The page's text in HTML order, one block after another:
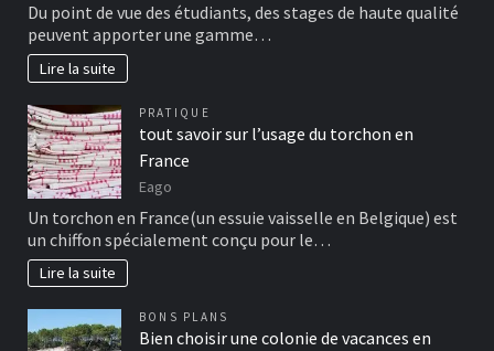
Du point de vue des étudiants, des stages de haute qualité
peuvent apporter une gamme…
Lire la suite
PRATIQUE
tout savoir sur l’usage du torchon en
France
Eago
Un torchon en France(un essuie vaisselle en Belgique) est
un chiffon spécialement conçu pour le…
Lire la suite
BONS PLANS
Bien choisir une colonie de vacances en